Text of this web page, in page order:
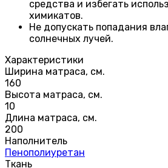
средства и избегать
химикатов.
Не допускать попадания
солнечных лучей.
Характеристики
Ширина матраса, см.
160
Высота матраса, см.
10
Длина матраса, см.
200
Наполнитель
Пенополиуретан
Ткань